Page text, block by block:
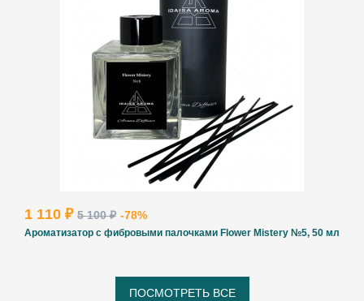
1 110 ₽ 5 100 ₽ -78%
Ароматизатор с фибровыми палочками Flower Mistery №5, 50 мл
ПОСМОТРЕТЬ ВСЕ